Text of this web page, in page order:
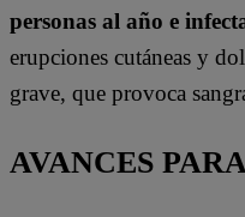
personas al año e
erupciones cutáneas y
grave, que provoca
AVANCES